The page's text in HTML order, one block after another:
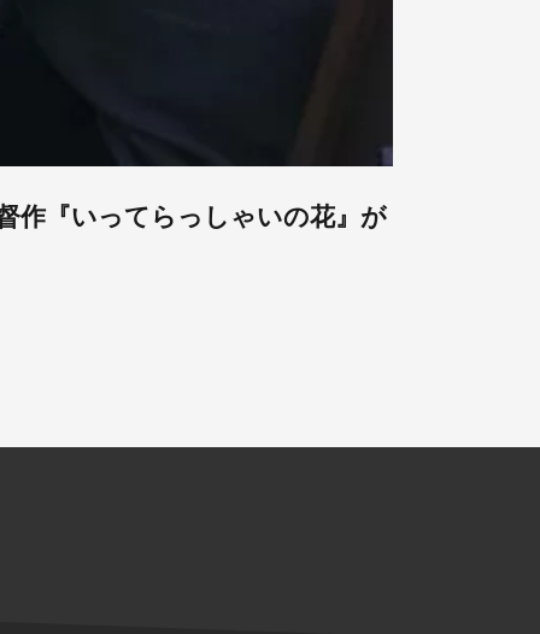
作『いってらっしゃいの花』が